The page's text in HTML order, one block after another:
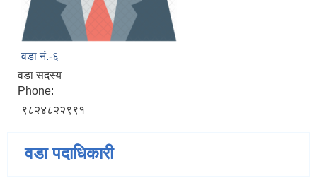
वडा नं.-६
वडा सदस्य
Phone:
९८२४८२२९९१
वडा पदाधिकारी